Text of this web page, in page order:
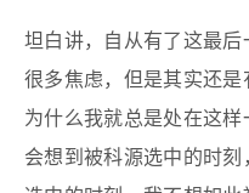
坦白讲，自从有了这最后
很多焦虑，但是其实还是
为什么我就总是处在这
会想到被科源选中的时